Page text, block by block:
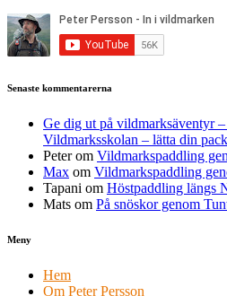
Senaste kommentarerna
Ge dig ut på vildmarksäventyr
Vildmarksskolan – lätta din
Peterom Vildmarkspaddling
Max om Vildmarkspaddling
Tapani om Höstpaddling längs
Mats om På snöskor genom
Meny
Hem
Om Peter Persson